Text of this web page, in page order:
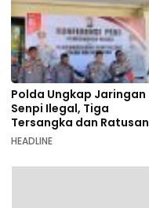
Polda Ungkap Jaringan
Senpi Ilegal, Tiga
Tersangka dan Ratusan
Amunisi Diamankan
HEADLINE